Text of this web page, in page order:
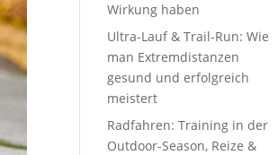
Wirkung haben
Ultra-Lauf & Trail-Run: Wie
man Extremdistanzen
gesund und erfolgreich
meistert
Radfahren: Training in der
Outdoor-Season, Reize &